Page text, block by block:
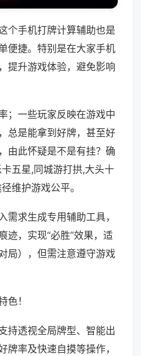
个手机打牌计算辅助也是
便捷。特别是在大家手机
提升游戏体验，避免影响
；一些玩家反映在游戏中
总是能拿到好牌，甚至好
由此怀疑是不是有挂？确
五星,同城游打拱,大头十
维护游戏公平。
需求生成专用辅助工具，
迹，实现“必胜”效果，适
局），但需注意遵守游戏
色！
持透视全局牌型、智能出
牌率及快速自摸等操作，